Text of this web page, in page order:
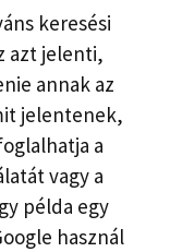
keresési
azt jelenti,
annak az
jelentenek,
a
vagy a
példa egy
használ